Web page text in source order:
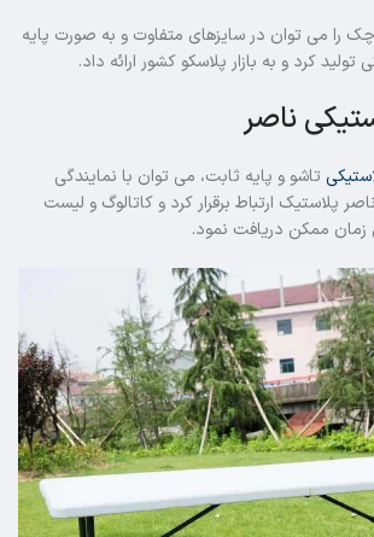
را می توان در سایزهای متفاوت و به صورت پایه
تولید کرد و به بازار پلاسکو کشور ارائه داد.
ناصر
تاشو و پایه ثابت، می توان با نمایندگی
پلاستیک ارتباط برقرار کرد و کاتالوگ و لیست
زمان ممکن دریافت نمود.